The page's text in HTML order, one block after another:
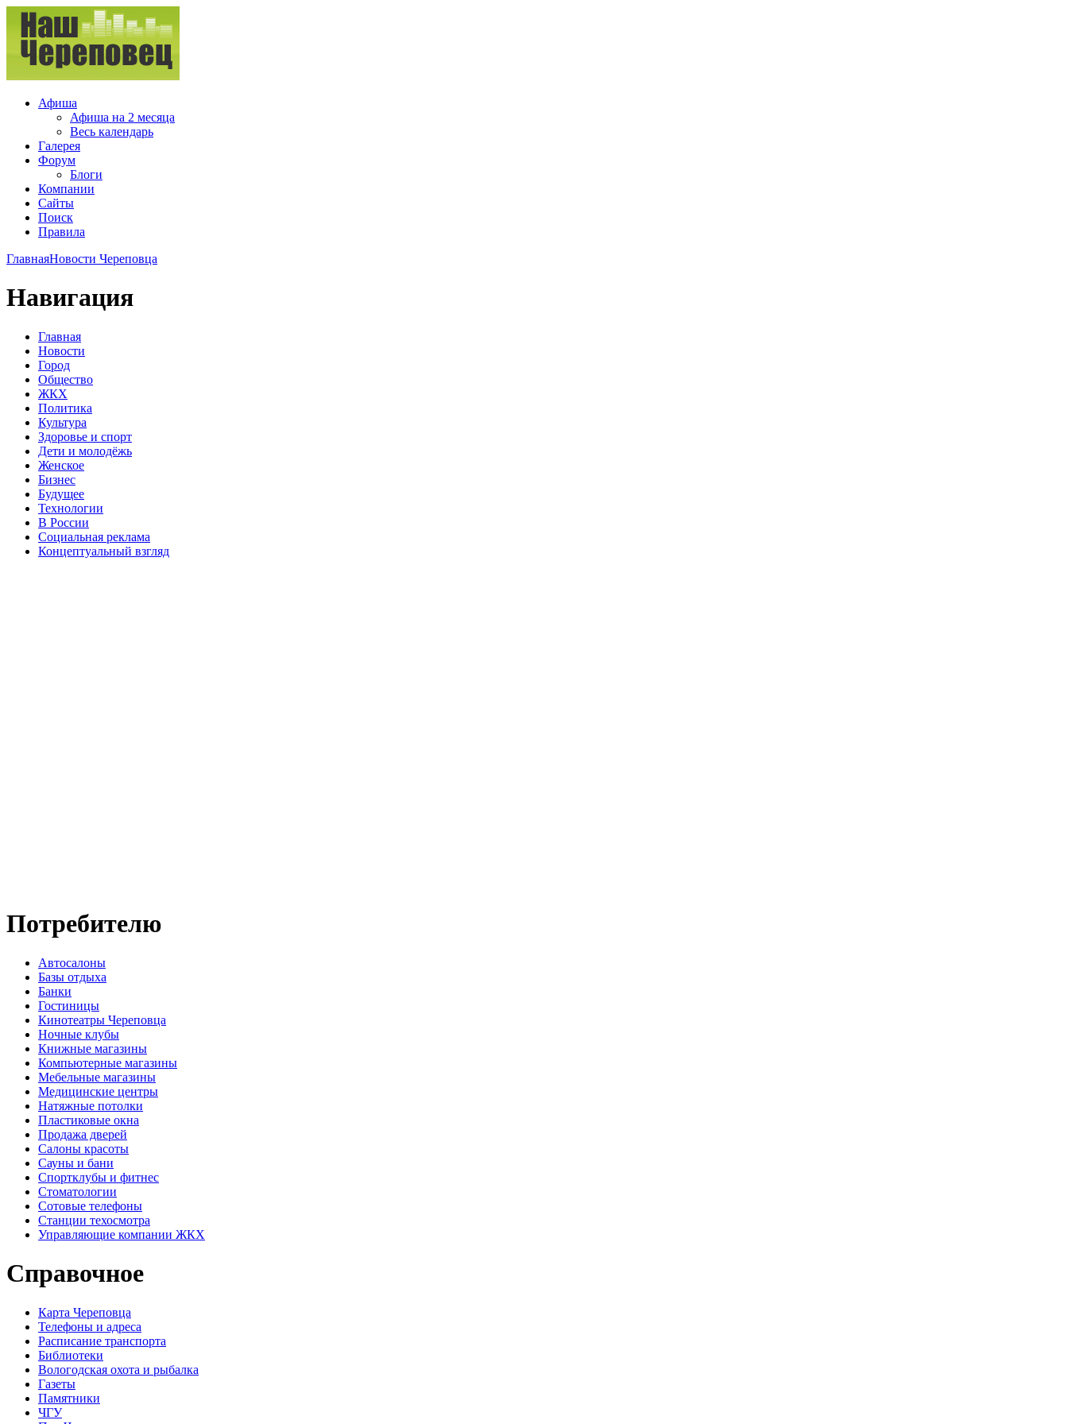
Афиша
Афиша на 2 месяца
Весь календарь
Галерея
Форум
Блоги
Компании
Сайты
Поиск
Правила
ГлавнаяНовости Череповца
Навигация
Главная
Новости
Город
Общество
ЖКХ
Политика
Культура
Здоровье и спорт
Дети и молодёжь
Женское
Бизнес
Будущее
Технологии
В России
Социальная реклама
Концептуальный взгляд
Потребителю
Автосалоны
Базы отдыха
Банки
Гостиницы
Кинотеатры Череповца
Ночные клубы
Книжные магазины
Компьютерные магазины
Мебельные магазины
Медицинские центры
Натяжные потолки
Пластиковые окна
Продажа дверей
Салоны красоты
Сауны и бани
Спортклубы и фитнес
Стоматологии
Сотовые телефоны
Станции техосмотра
Управляющие компании ЖКХ
Справочное
Карта Череповца
Телефоны и адреса
Расписание транспорта
Библиотеки
Вологодская охота и рыбалка
Газеты
Памятники
ЧГУ